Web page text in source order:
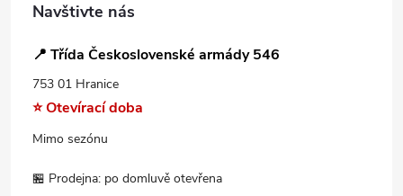
Navštivte nás
📍 Třída Československé armády 546
753 01 Hranice
⭐ Otevírací doba
Mimo sezónu
🏪 Prodejna: po domluvě otevřena